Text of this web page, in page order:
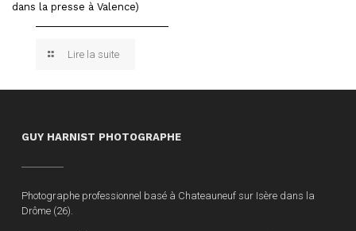
dans la presse à Valence)
Lire la suite
GUY HARNIST PHOTOGRAPHE
Photographe professionnel basé à Chateauneuf sur Isère dans la
Drôme (26).